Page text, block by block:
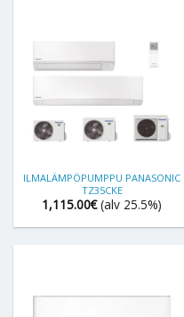
ILMALÄMPÖPUMPPU PANASONIC
TZ35CKE
1,115.00€ (alv 25.5%)